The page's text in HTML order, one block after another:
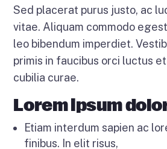
Sed placerat purus justo, ac
vitae. Aliquam commodo
leo bibendum imperdiet.
primis in faucibus orci luctus
cubilia curae.
Lorem ipsum
Etiam interdum sapien ac
finibus. In elit risus,